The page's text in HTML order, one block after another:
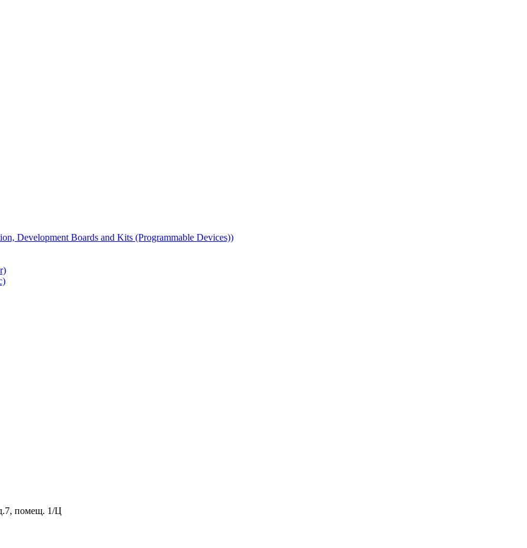
Development Boards and Kits (Programmable Devices))
помещ. 1/Ц